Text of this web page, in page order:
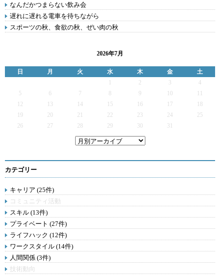
なんだかつまらない飲み会
遅れに遅れる電車を待ちながら
スポーツの秋、食欲の秋、ぜい肉の秋
2026年7月
日 月 火 水 木 金
土
2 3
4
5
6 7 9
12
13 14 15 16 17
19
20 21 22 23 24
25
26
27 28 29 30 31
カテゴリー
キャリア (25件)
コミュニティ活動
スキル (13件)
プライベート (27件)
ライフハック (12件)
ワークスタイル (14件)
人間関係 (3件)
技術動向